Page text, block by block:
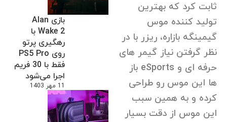
بازی Alan
Wake 2 با
رهگیری پرتو
روی PS5 Pro
فقط با 30 فریم
اجرا می‌شود
11 مهر 1403
ثابت کرد که بهترین
تولید کننده موس
گیمینگه بازاره، ریزر با در
نظر گرفتن نیاز گیمر های
حرفه ای و eSports باز
ها این موس رو طراحی
کرده و به همین سبب
این موس از دقت بسیار